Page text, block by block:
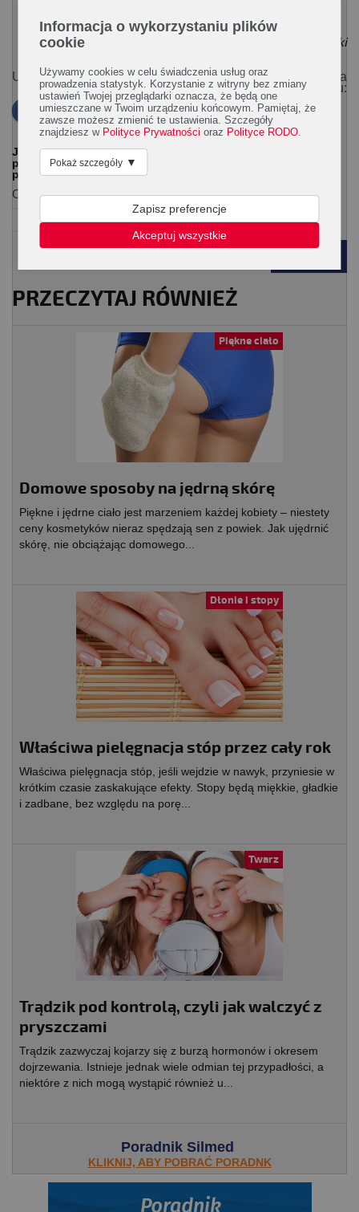
Paweł Karwowski
Udostępnij:
Polub Rodzinę Zdrowia na
Facebooku:
Jeśli chcesz w łatwy sposób dotrzeć do artykułów o
podobnej tematyce zaznacz interesujące Cię tagi na
poniższej liście.
Ogólna:
ciało
skóra uroda
PRZECZYTAJ RÓWNIEŻ
Piękne ciało
Domowe sposoby na jędrną skórę
Piękne i jędrne ciało jest marzeniem każdej kobiety – niestety
ceny kosmetyków nieraz spędzają sen z powiek. Jak ujędrnić
skórę, nie obciążając domowego...
Dłonie i stopy
Właściwa pielęgnacja stóp przez cały rok
Właściwa pielęgnacja stóp, jeśli wejdzie w nawyk, przyniesie w
krótkim czasie zaskakujące efekty. Stopy będą miękkie, gładkie
i zadbane, bez względu na porę...
Twarz
Trądzik pod kontrolą, czyli jak walczyć z
pryszczami
Trądzik zazwyczaj kojarzy się z burzą hormonów i okresem
dojrzewania. Istnieje jednak wiele odmian tej przypadłości, a
niektóre z nich mogą wystąpić również u...
Poradnik Silmed
KLIKNIJ, ABY POBRAĆ PORADNK
Informacja o wykorzystaniu plików
cookie
Używamy cookies w celu świadczenia usług oraz
prowadzenia statystyk. Korzystanie z witryny bez zmiany
ustawień Twojej przeglądarki oznacza, że będą one
umieszczane w Twoim urządzeniu końcowym. Pamiętaj, że
zawsze możesz zmienić te ustawienia. Szczegóły
znajdziesz w Polityce Prywatności oraz Polityce RODO.
Pokaż szczegóły ▼
Zapisz preferencje
Akceptuj wszystkie